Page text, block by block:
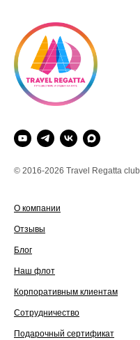
© 2016-2026 Travel Regatta club
О компании
Отзывы
Блог
Наш флот
Корпоративным клиентам
Сотрудничество
Подарочный сертификат